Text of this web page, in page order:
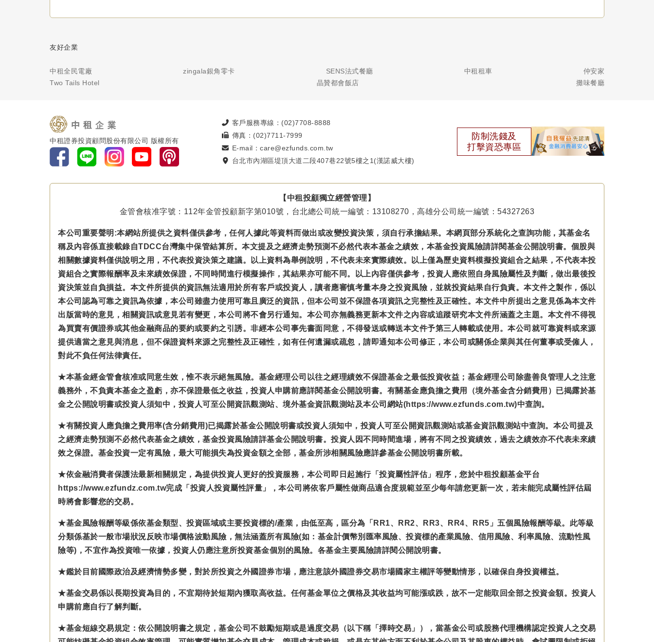
友好企業
中租全民電廠 zingala銀角零卡 SENS法式餐廳 中租租車
仲安家
Two Tails Hotel
晶贊都會飯店 攤味餐廳
中租證券投資顧問股份有限公司 版權所有
客戶服務專線：(02)7708-8888
傳真：(02)7711-7999
E-mail：care@ezfunds.com.tw
台北市內湖區堤頂大道二段407巷22號5樓之1(漢諾威大樓)
防制洗錢及
打擊資恐專區
【中租投顧獨立經營管理】
金管會核准字號：112年金管投顧新字第010號，台北總公司統一編號：13108270，高雄分公司統一編號：54327263
本公司重要聲明:本網站所提供之資料僅供參考，任何人據此等資料而做出或改變投資決策，須自行承擔結果。本網頁部分系統化之查詢功能，其基金名
稱及內容係直接載錄自TDCC台灣集中保管結算所。本文提及之經濟走勢預測不必然代表本基金之績效，本基金投資風險請詳閱基金公開說明書。個股與
相關數據資料僅供說明之用，不代表投資決策之建議。以上資料為舉例說明，不代表未來實際績效。以上僅為歷史資料模擬投資組合之結果，不代表本投
資組合之實際報酬率及未來績效保證，不同時間進行模擬操作，其結果亦可能不同。以上內容僅供參考，投資人應依照自身風險屬性及判斷，做出最後投
資決策並自負損益。本文件所提供的資訊無法適用於所有客戶或投資人，讀者應審慎考量本身之投資風險，並就投資結果自行負責。本文件之製作，係以
本公司認為可靠之資訊為依據，本公司雖盡力使用可靠且廣泛的資訊，但本公司並不保證各項資訊之完整性及正確性。本文件中所提出之意見係為本文件
出版當時的意見，相關資訊或意見若有變更，本公司將不會另行通知。本公司亦無義務更新本文件之內容或追蹤研究本文件所涵蓋之主題。本文件不得視
為買賣有價證券或其他金融商品的要約或要約之引誘。非經本公司事先書面同意，不得發送或轉送本文件予第三人轉載或使用。本公司就可靠資料或來源
提供適當之意見與消息，但不保證資料來源之完整性及正確性，如有任何遺漏或疏忽，請即通知本公司修正，本公司或關係企業與其任何董事或受僱人，
對此不負任何法律責任。
★本基金經金管會核准或同意生效，惟不表示絕無風險。基金經理公司以往之經理績效不保證基金之最低投資收益；基金經理公司除盡善良管理人之注意
義務外，不負責本基金之盈虧，亦不保證最低之收益，投資人申購前應詳閱基金公開說明書。有關基金應負擔之費用（境外基金含分銷費用）已揭露於基
金之公開說明書或投資人須知中，投資人可至公開資訊觀測站、境外基金資訊觀測站及本公司網站(https://www.ezfunds.com.tw)中查詢。
★有關投資人應負擔之費用率(含分銷費用)已揭露於基金公開說明書或投資人須知中，投資人可至公開資訊觀測站或基金資訊觀測站中查詢。本公司提及
之經濟走勢預測不必然代表基金之績效，基金投資風險請詳基金公開說明書。投資人因不同時間進場，將有不同之投資績效，過去之績效亦不代表未來績
效之保證。基金投資一定有風險，最大可能損失為投資金額之全部，基金所涉相關風險應詳參基金公開說明書所載。
★依金融消費者保護法最新相關規定，為提供投資人更好的投資服務，本公司即日起施行「投資屬性評估」程序，您於中租投顧基金平台
https://www.ezfundz.com.tw完成「投資人投資屬性評量」，本公司將依客戶屬性做商品適合度規範並至少每年請您更新一次，若未能完成屬性評估屆
時將會影響您的交易。
★基金風險報酬等級係依基金類型、投資區域或主要投資標的/產業，由低至高，區分為「RR1、RR2、RR3、RR4、RR5」五個風險報酬等級。此等級
分類係基於一般市場狀況反映市場價格波動風險，無法涵蓋所有風險(如：基金計價幣別匯率風險、投資標的產業風險、信用風險、利率風險、流動性風
險等)，不宜作為投資唯一依據，投資人仍應注意所投資基金個別的風險。各基金主要風險請詳閱公開說明書。
★鑑於目前國際政治及經濟情勢多變，對於所投資之外國證券市場，應注意該外國證券交易市場國家主權評等變動情形，以確保自身投資權益。
★基金交易係以長期投資為目的，不宜期待於短期內獲取高收益。任何基金單位之價格及其收益均可能漲或跌，故不一定能取回全部之投資金額。投資人
申購前應自行了解判斷。
★基金短線交易規定：依公開說明書之規定，基金公司不鼓勵短期或是過度交易（以下稱「擇時交易」），當基金公司或股務代理機構認定投資人之交易